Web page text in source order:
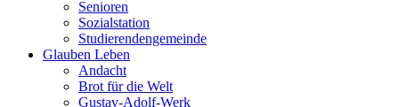
Senioren
Sozialstation
Studierendengemeinde
Glauben Leben
Andacht
Brot für die Welt
Gustav-Adolf-Werk